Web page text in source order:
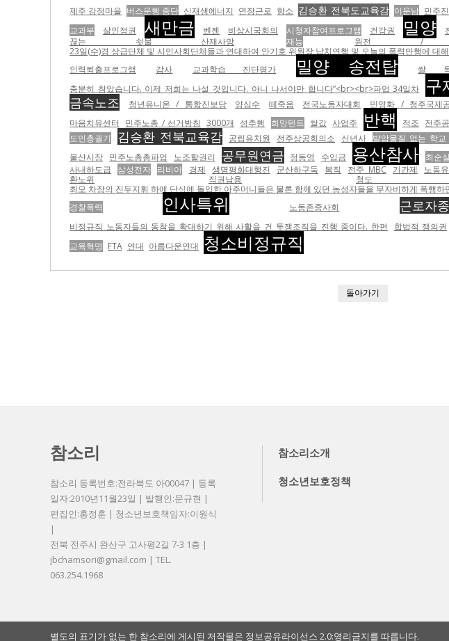
제주 강정마을 버스운행 중단 신재생에너지 연장근로 항소 김승환 전북도교육감 이운남 민주
교과부
살인정권 새만금 벤젠 비상시국회의 시청자참여프로그램 건강권 밀양
끊는 쇳물 산재사망
재능
원전 / 후
23일(수)경 상급단체 및 시민사회단체들과 연대하여 안기호 위원장 납치연행 및 오늘의 폭력만행에
인력퇴출프로그램
감사 교과학습 진단평가 밀양 송전탑 쌀 목
충분히 참았습니다. 이제 저희는 나설 것입니다. 아니 나서야만 합니다”<br><br>파업 34일차
구
금속노조 청년유니온 / 통합진보당 양심수 떼죽음 전국노동자대회 민영화 / 청주국제
마음치유센터
민주노총 / 선거방침 3000개 성추행 희망텐트 쌀값 사업주 반핵 적조 전주
도민총궐기
김승환 전북교육감 공립유치원 전주상공회의소 신년사 발암물질 없는 학교
울산시장 민주노총총파업 노조할권리 공무원연금 정동영 수입금 용산참사 최순
사내하도급
삼성전자 리비아 경제 생명평화대행진 군산하구둑 복직 전주 MBC 기간제 노동
환노위 직권남용 청도
최모 차장의 진두지휘 하에 단식에 돌입한 아주머니들은 물론 함께 있던 농성자들을 무자비하게
경찰폭력
인사특위 노동존중사회 근로자
비정규직 노동자들의 동참을 확대하기 위해 사활을 건 투쟁조직을 진행 중이다. 한편
합법적 쟁의권
교육혁명 FTA 연대 아름다운연대 청소비정규직
돌아가기
참소리
참소리 등록번호:전라북도 아00047 | 등록
일자:2010년11월23일 | 발행인:문규현 |
편집인:홍정훈 | 청소년보호책임자:이원식
|
전북 전주시 완산구 고사평2길 7-3 1층 |
jbchamsori@gmail.com | TEL.
063.254.1968
참소리소개
청소년보호정책
별도의 표기가 없는 한 참소리에 게시된 저작물은 정보공유라이선스 2.0:영리금지를 따릅니다.